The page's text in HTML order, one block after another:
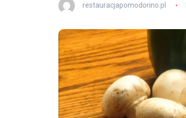
restauracjapomodorino.pl